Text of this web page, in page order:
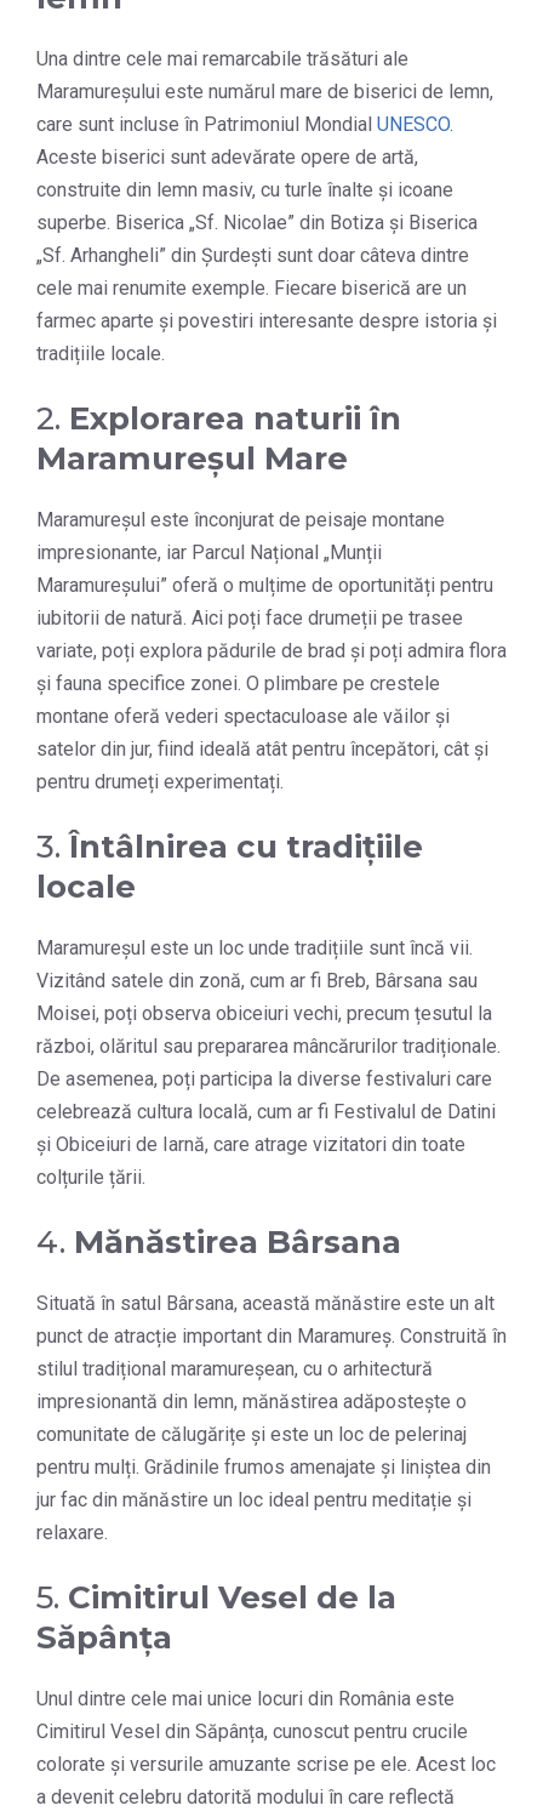
Una dintre cele mai remarcabile trăsături ale
Maramureșului este numărul mare de biserici de lemn,
care sunt incluse în Patrimoniul Mondial UNESCO.
Aceste biserici sunt adevărate opere de artă,
construite din lemn masiv, cu turle înalte și icoane
superbe. Biserica „Sf. Nicolae” din Botiza și Biserica
„Sf. Arhangheli” din Șurdești sunt doar câteva dintre
cele mai renumite exemple. Fiecare biserică are un
farmec aparte și povestiri interesante despre istoria și
tradițiile locale.
2. Explorarea naturii în
Maramureșul Mare
Maramureșul este înconjurat de peisaje montane
impresionante, iar Parcul Național „Munții
Maramureșului” oferă o mulțime de oportunități pentru
iubitorii de natură. Aici poți face drumeții pe trasee
variate, poți explora pădurile de brad și poți admira flora
și fauna specifice zonei. O plimbare pe crestele
montane oferă vederi spectaculoase ale văilor și
satelor din jur, fiind ideală atât pentru începători, cât și
pentru drumeți experimentați.
3.Întâlnirea cu tradițiile
locale
Maramureșul este un loc unde tradițiile sunt încă vii.
Vizitând satele din zonă, cum ar fi Breb, Bârsana sau
Moisei, poți observa obiceiuri vechi, precum țesutul la
război, olăritul sau prepararea mâncărurilor tradiționale.
De asemenea, poți participa la diverse festivaluri care
celebrează cultura locală, cum ar fi Festivalul de Datini
și Obiceiuri de Iarnă, care atrage vizitatori din toate
colțurile țării.
4. Mănăstirea Bârsana
Situată în satul Bârsana, această mănăstire este un alt
punct de atracție important din Maramureș. Construită în
stilul tradițional maramureșean, cu o arhitectură
impresionantă din lemn, mănăstirea adăpostește o
comunitate de călugărițe și este un loc de pelerinaj
pentru mulți. Grădinile frumos amenajate și liniștea din
jur fac din mănăstire un loc ideal pentru meditație și
relaxare.
5. Cimitirul Vesel de la
Săpânța
Unul dintre cele mai unice locuri din România este
Cimitirul Vesel din Săpânța, cunoscut pentru crucile
colorate și versurile amuzante scrise pe ele. Acest loc
a devenit celebru datorită modului în care reflectă